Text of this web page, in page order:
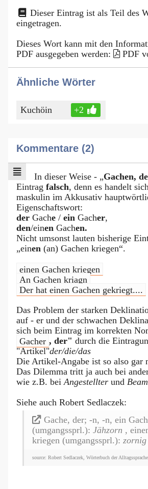
Dieser Eintrag ist als Teil des
eingetragen.
Dieses Wort kann mit den
PDF ausgegeben werden:
PDF
Ähnliche Wörter
Kuchöin +2
Kommentare (2)
In dieser Weise - „Gachen,
Eintrag falsch, denn es handelt
maskulin im Akkusativ
Eigenschaftswort:
der Gache / ein Gacher,
den/einen Gachen.
Nicht umsonst lauten bisherige
„einen (an) Gachen kriegen“.
einen Gachen kriegen
An Gachen kriagn
Der hat einen Gachen gekriegt....
Das Problem der starken
auf - er und der schwachen
sich beim Eintrag im korrekten
Gacher , der" durch die
"Artikel"der/die/das
Die Artikel-Angabe ist so also gar
Das Dilemma tritt ja auch bei
wie z.B. beiAngestellter und
Siehe auch Robert Sedlaczek:
Gache, der; -n, -n, ein
(umgangssprl.): Jähzorn ,
kriegen (umgangssprl.): zornig
source: Robert Sedlaczek, Wörterbuch der